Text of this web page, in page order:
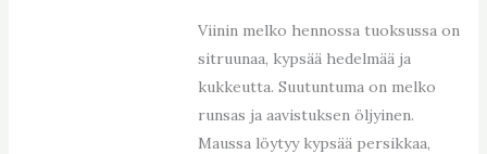
Viinin melko hennossa tuoksussa on
sitruunaa, kypsää hedelmää ja
kukkeutta. Suutuntuma on melko
runsas ja aavistuksen öljyinen.
Maussa löytyy kypsää persikkaa,